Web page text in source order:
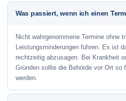
Was passiert, wenn ich einen
Nicht wahrgenommene Termine ohne
Leistungsminderungen führen. Es ist
rechtzeitig abzusagen. Bei Krankheit
Gründen sollte die Behörde vor Ort so
werden.